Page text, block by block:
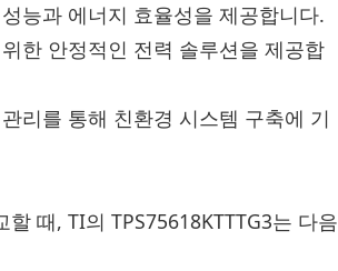
능과 에너지 효율성을 제공합니다.
한 안정적인 전력 솔루션을 제공합
리를 통해 친환경 시스템 구축에 기
때, TI의 TPS75618KTTTG3는 다음